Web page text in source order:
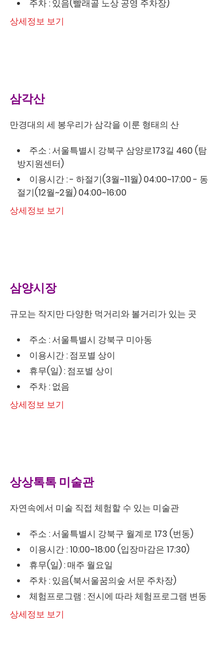
주차 : 있음(빨래골 노상 공영 주차장)
상세정보 보기
삼각산
만경대의 세 봉우리가 삼각을 이룬 형태의 산
주소 : 서울특별시 강북구 삼양로173길 460 (탐
방지원센터)
이용시간 : - 하절기(3월~11월) 04:00~17:00 - 동
절기(12월~2월) 04:00~16:00
상세정보 보기
삼양시장
규모는 작지만 다양한 먹거리와 볼거리가 있는 곳
주소 : 서울특별시 강북구 미아동
이용시간 : 점포별 상이
휴무(일) : 점포별 상이
주차 : 없음
상세정보 보기
상상톡톡 미술관
자연속에서 미술 직접 체험할 수 있는 미술관
주소 : 서울특별시 강북구 월계로 173 (번동)
이용시간 : 10:00~18:00 (입장마감은 17:30)
휴무(일) : 매주 월요일
주차 : 있음(북서울꿈의숲 서문 주차장)
체험프로그램 : 전시에 따라 체험프로그램 변동
상세정보 보기